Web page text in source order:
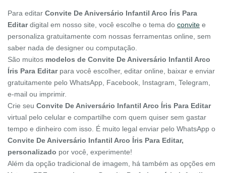
Para editar Convite De Aniversário Infantil Arco Íris Para
Editardigital em nosso site, você escolhe o tema do convite e
personaliza gratuitamente com nossas ferramentas online, sem
saber nada de designer ou computação.
São muitos modelos de Convite De Aniversário Infantil Arco
Íris Para Editarpara você escolher, editar online, baixar e enviar
gratuitamente pelo WhatsApp, Facebook, Instagram, Telegram,
e-mail ou imprimir.
Crie seu Convite De Aniversário Infantil Arco Íris Para Editar
virtual pelo celular e compartilhe com quem quiser sem gastar
tempo e dinheiro com isso. É muito legal enviar pelo WhatsApp o
Convite De Aniversário Infantil Arco Íris Para Editar,
personalizado por você, experimente!
Além da opção tradicional de imagem, há também as opções em